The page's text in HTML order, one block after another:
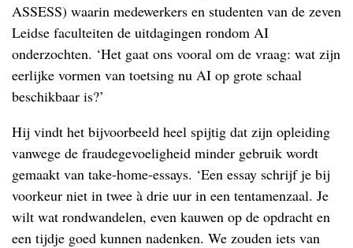
ASSESS) waarin medewerkers en studenten van de zeven
Leidse faculteiten de uitdagingen rondom AI
onderzochten. ‘Het gaat ons vooral om de vraag: wat zijn
eerlijke vormen van toetsing nu AI op grote schaal
beschikbaar is?’
Hij vindt het bijvoorbeeld heel spijtig dat zijn opleiding
vanwege de fraudegevoeligheid minder gebruik wordt
gemaakt van take-home-essays. ‘Een essay schrijf je bij
voorkeur niet in twee à drie uur in een tentamenzaal. Je
wilt wat rondwandelen, even kauwen op de opdracht en
een tijdje goed kunnen nadenken. We zouden iets van